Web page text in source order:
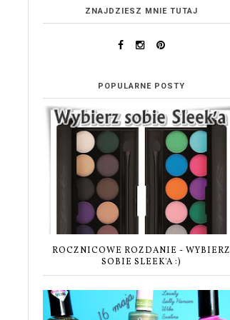
ZNAJDZIESZ MNIE TUTAJ
POPULARNE POSTY
ROCZNICOWE ROZDANIE - WYBIERZ
SOBIE SLEEK'A :)